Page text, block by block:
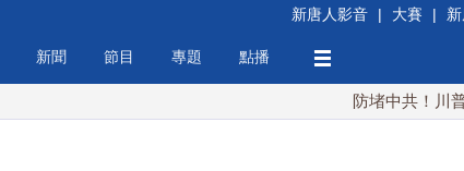
新唐人影音 | 大賽 |
新聞 節目 專題 點播
防堵中共！川普簽行政